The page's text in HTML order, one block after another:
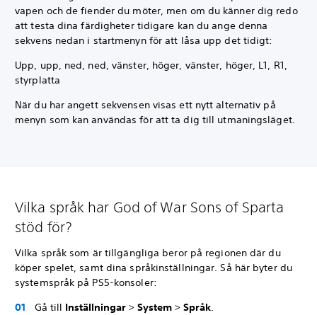
vapen och de fiender du möter, men om du känner dig redo
att testa dina färdigheter tidigare kan du ange denna
sekvens nedan i startmenyn för att låsa upp det tidigt:
Upp, upp, ned, ned, vänster, höger, vänster, höger, L1, R1,
styrplatta
När du har angett sekvensen visas ett nytt alternativ på
menyn som kan användas för att ta dig till utmaningsläget.
Vilka språk har God of War Sons of Sparta
stöd för?
Vilka språk som är tillgängliga beror på regionen där du
köper spelet, samt dina språkinställningar. Så här byter du
systemspråk på PS5-konsoler:
Gå till Inställningar > System > Språk.